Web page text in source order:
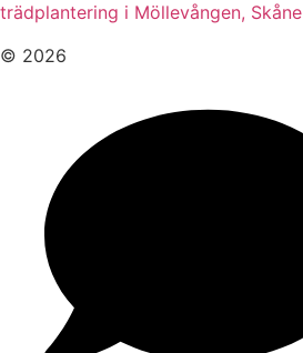
trädplantering i Möllevången, Skåne
© 2026